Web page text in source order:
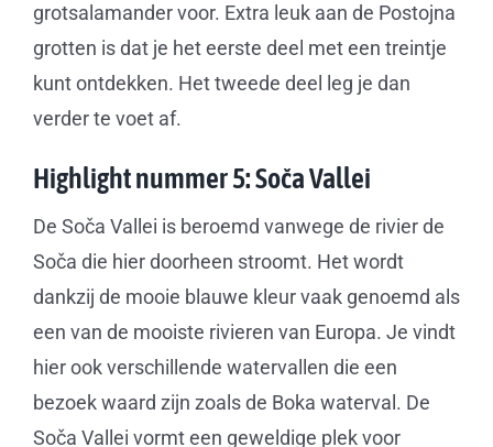
grotsalamander voor. Extra leuk aan de Postojna
grotten is dat je het eerste deel met een treintje
kunt ontdekken. Het tweede deel leg je dan
verder te voet af.
Highlight nummer 5: Soča Vallei
De Soča Vallei is beroemd vanwege de rivier de
Soča die hier doorheen stroomt. Het wordt
dankzij de mooie blauwe kleur vaak genoemd als
een van de mooiste rivieren van Europa. Je vindt
hier ook verschillende watervallen die een
bezoek waard zijn zoals de Boka waterval. De
Soča Vallei vormt een geweldige plek voor